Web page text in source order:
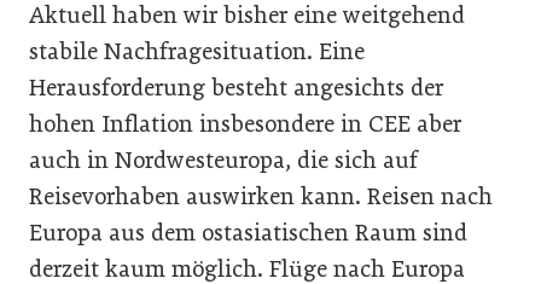
Aktuell haben wir bisher eine weitgehend
stabile Nachfragesituation. Eine
Herausforderung besteht angesichts der
hohen Inflation insbesondere in CEE aber
auch in Nordwesteuropa, die sich auf
Reisevorhaben auswirken kann. Reisen nach
Europa aus dem ostasiatischen Raum sind
derzeit kaum möglich. Flüge nach Europa